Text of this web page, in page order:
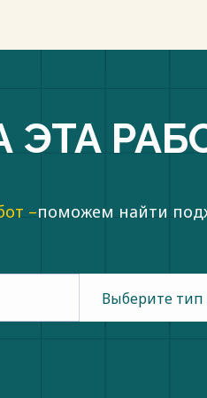
–поможем найти
Выберите тип